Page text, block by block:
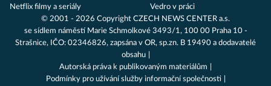
Netflix filmy a seriály
Vedro v práci
© 2001 - 2026 Copyright CZECH NEWS CENTER a.s.
se sídlem náměstí Marie Schmolkové 3493/1, 100 00 Praha 10 -
Strašnice, IČO: 02346826, zapsána v OR, sp.zn. B 19490 a dodavatelé
obsahu
Autorská práva k publikovaným materiálům
Podmínky pro užívání služby informační společnosti